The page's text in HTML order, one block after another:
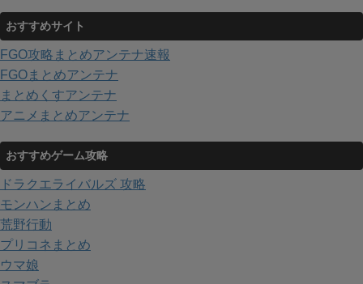
おすすめサイト
FGO攻略まとめアンテナ速報
FGOまとめアンテナ
まとめくすアンテナ
アニメまとめアンテナ
おすすめゲーム攻略
ドラクエライバルズ 攻略
モンハンまとめ
荒野行動
プリコネまとめ
ウマ娘